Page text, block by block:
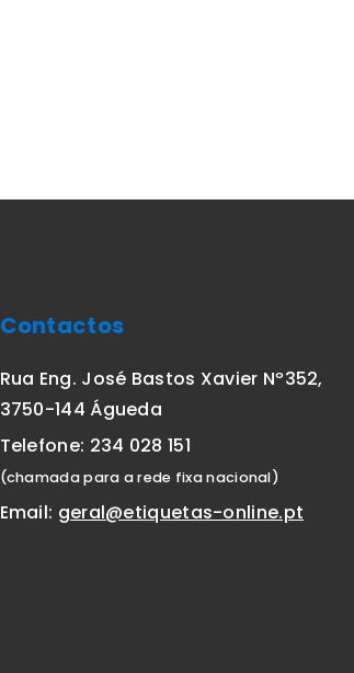
Contactos
Rua Eng. José Bastos Xavier Nº352,
3750-144 Águeda
Telefone: 234 028 151
(chamada para a rede fixa nacional)
Email: geral@etiquetas-online.pt